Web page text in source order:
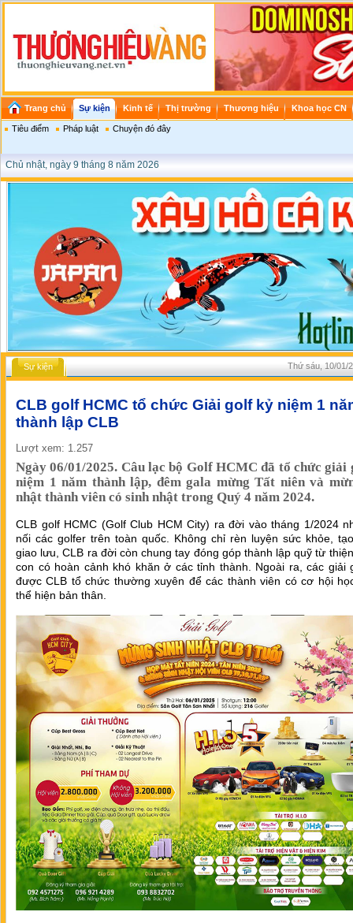
Trang chủ Sự kiện Kinh tế Thị trường Thương hiệu Khoa học CN
Tiêu điểm Pháp luật Chuyện đó đây
Chủ nhật, ngày 9 tháng 8 năm 2026
Sự kiện Thứ sáu, 10/01/
CLB golf HCMC tổ chức Giải golf kỷ niệm 1
thành lập CLB
Lượt xem: 1.257
Ngày 06/01/2025. Câu lạc bộ Golf HCMC đã tổ chức giải
niệm 1 năm thành lập, đêm gala mừng Tất niên và
nhật thành viên có sinh nhật trong Quý 4 năm 2024.
CLB golf HCMC (Golf Club HCM City) ra đời vào tháng 1/2024
nối các golfer trên toàn quốc. Không chỉ rèn luyện sức khỏe,
giao lưu, CLB ra đời còn chung tay đóng góp thành lập quỹ từ
con có hoàn cảnh khó khăn ở các tỉnh thành. Ngoài ra, các giải
được CLB tổ chức thường xuyên để các thành viên có cơ hội
thể hiện bản thân.